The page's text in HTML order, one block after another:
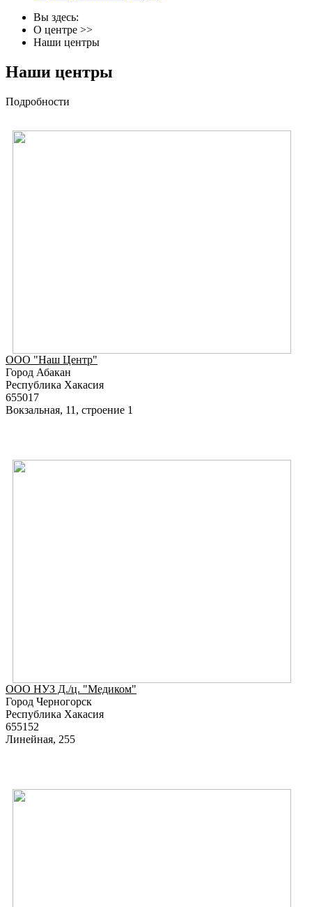
Вы здесь:
О центре >>
Наши центры
Наши центры
Подробности
ООО "Наш Центр"
Город Абакан
Республика Хакасия
655017
Вокзальная, 11, строение 1
ООО НУЗ Д./ц. "Медиком"
Город Черногорск
Республика Хакасия
655152
Линейная, 255